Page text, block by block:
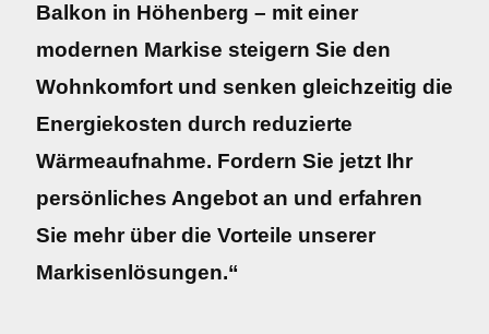
Balkon in Höhenberg – mit einer
modernen Markise steigern Sie den
Wohnkomfort und senken gleichzeitig die
Energiekosten durch reduzierte
Wärmeaufnahme. Fordern Sie jetzt Ihr
persönliches Angebot an und erfahren
Sie mehr über die Vorteile unserer
Markisenlösungen.“